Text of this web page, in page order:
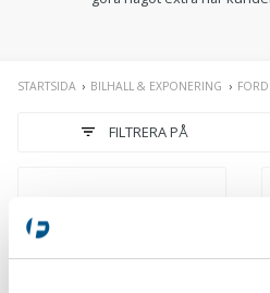
STARTSIDA BILHALL & EXPONERING
FILTRERA PÅ